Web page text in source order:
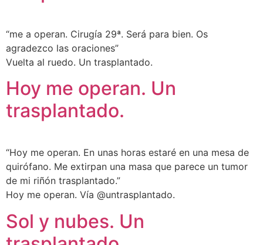
“me a operan. Cirugía 29ª. Será para bien. Os
agradezco las oraciones”
Vuelta al ruedo. Un trasplantado.
Hoy me operan. Un
trasplantado.
“Hoy me operan. En unas horas estaré en una mesa de
quirófano. Me extirpan una masa que parece un tumor
de mi riñón trasplantado.”
Hoy me operan. Vía @untrasplantado.
Sol y nubes. Un